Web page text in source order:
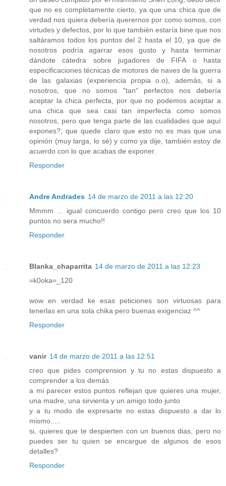
que no es completamente cierto, ya que una chica que de
verdad nos quiera debería querernos por como somos, con
virtudes y defectos, por lo que también estaría bine que nos
saltáramos todos los puntos del 2 hasta el 10, ya que de
nosotros podría agarrar esos gusto y hasta terminar
dándote cátedra sobre jugadores de FIFA o hasta
especificaciones técnicas de motores de naves de la guerra
de las galaxias (experiencia propia o.o), además, si a
nosotros, que no somos "tan" perfectos nos debería
aceptar la chica perfecta, por que no podemos aceptar a
una chica que sea casi tan imperfecta como somos
nosotros, pero que tenga parte de las cualidades que aquí
expones?, que quede claro que esto no es mas que una
opinión (muy larga, lo sé) y como ya dije, también estoy de
acuerdo con lo que acabas de exponer.
Responder
Andre Andrades 14 de marzo de 2011 a las 12:20
Mmmm ... igual concuerdo contigo pero creo que los 10
puntos no sera mucho!!
Responder
Blanka_chaparrita 14 de marzo de 2011 a las 12:23
=k0oka=_120
wow en verdad ke esas peticiones son virtuosas para
tenerlas en una sola chika pero buenas exigenciaz ^^
Responder
vanir 14 de marzo de 2011 a las 12:51
creo que pides comprension y tu no estas dispuesto a
comprender a los demás
a mi parecer estos puntos reflejan que quieres una mujer,
una madre, una sirvienta y un amigo todo junto
y a tu modo de expresarte no estas dispuesto a dar lo
mismo.....
si, quieres que te despierten con un buenos dias, pero no
puedes ser tu quien se encargue de algunos de esos
detalles?
Responder